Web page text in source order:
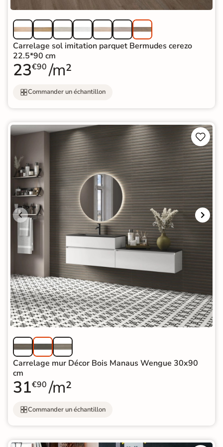
Carrelage sol imitation parquet Bermudes cerezo
22.5*90 cm
23€90 /m²
Commander un échantillon


Carrelage mur Décor Bois Manaus Wengue 30x90
cm
31€90 /m²
Commander un échantillon